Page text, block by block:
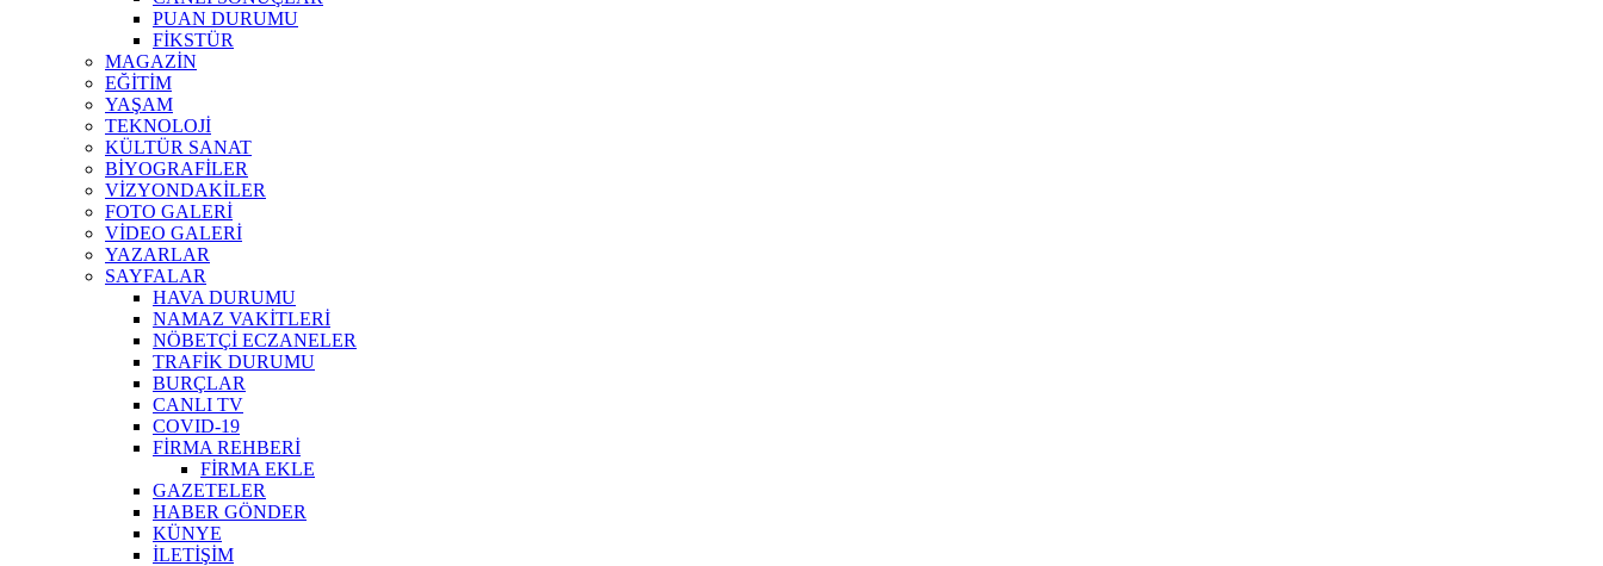
PUAN DURUMU
FİKSTÜR
MAGAZİN
EĞİTİM
YAŞAM
TEKNOLOJİ
KÜLTÜR SANAT
BİYOGRAFİLER
VİZYONDAKİLER
FOTO GALERİ
VİDEO GALERİ
YAZARLAR
SAYFALAR
HAVA DURUMU
NAMAZ VAKİTLERİ
NÖBETÇİ ECZANELER
TRAFİK DURUMU
BURÇLAR
CANLI TV
COVID-19
FİRMA REHBERİ
FİRMA EKLE
GAZETELER
HABER GÖNDER
KÜNYE
İLETİŞİM